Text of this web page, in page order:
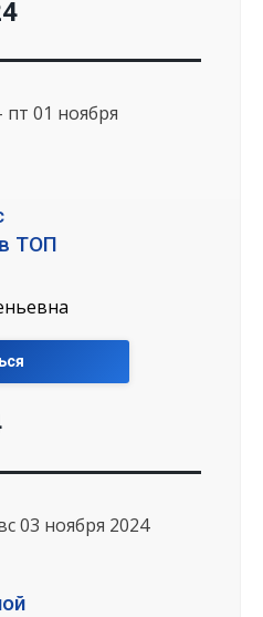
пт 01 ноября
ТОП
03 ноября 2024